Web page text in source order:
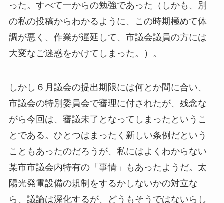
った。すべて一からの勉強であった（しかも、別
の私の投稿からわかるように、この時期極めて体
調が悪く、作業が遅延して、市議会議員の方には
大変なご迷惑をかけてしまった。）。
しかし６月議会の提出期限には何とか間に合い、
市議会の特別委員会で審理に付されたが、残念な
がら今回は、審議未了となってしまったというこ
とである。ひとつはまったく新しい条例だという
こともあったのだろうが、私にはよくわからない
某市市議会内特有の「事情」もあったようだ。太
陽光発電設備の規制をするかしないかの対立な
ら、議論は深化するが、どうもそうではないらし